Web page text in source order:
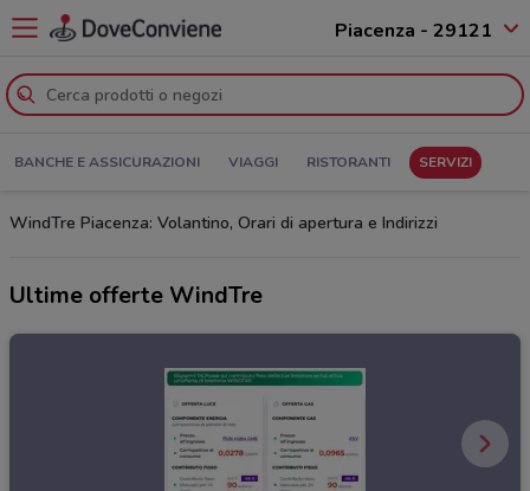
Piacenza - 29121
BANCHE E ASSICURAZIONI VIAGGI RISTORANTI SERVIZI
WindTre Piacenza: Volantino, Orari di apertura e Indirizzi
Ultime offerte WindTre